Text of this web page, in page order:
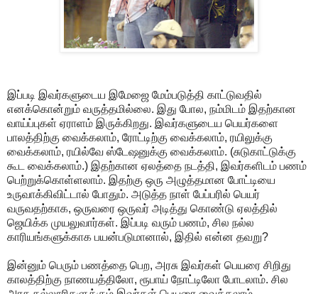
இப்படி இவர்களுடைய இமேஜை மேம்படுத்தி காட்டுவதில்
எனக்கொன்றும் வருத்தமில்லை. இது போல, நம்மிடம் இதற்கான
வாய்ப்புகள் ஏராளம் இருக்கிறது. இவர்களுடைய பெயர்களை
பாலத்திற்கு வைக்கலாம், ரோட்டிற்கு வைக்கலாம், ரயிலுக்கு
வைக்கலாம், ரயில்வே ஸ்டேஷனுக்கு வைக்கலாம். (சுடுகாட்டுக்கு
கூட வைக்கலாம்.) இதற்கான ஏலத்தை நடத்தி, இவர்களிடம் பணம்
பெற்றுக்கொள்ளலாம். இதற்கு ஒரு அழுத்தமான போட்டியை
உருவாக்கிவிட்டால் போதும். அடுத்த நாள் பேப்பரில் பெயர்
வருவதற்காக, ஒருவரை ஒருவர் அடித்து கொண்டு ஏலத்தில்
ஜெயிக்க முயலுவார்கள். இப்படி வரும் பணம், சில நல்ல
காரியங்களுக்காக பயன்படுமானால், இதில் என்ன தவறு?
இன்னும் பெரும் பணத்தை பெற, அரசு இவர்கள் பெயரை சிறிது
காலத்திற்கு நாணயத்திலோ, ரூபாய் நோட்டிலோ போடலாம். சில